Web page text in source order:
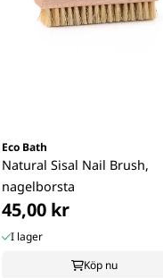
Eco Bath
Natural Sisal Nail Brush,
nagelborsta
45,00 kr
I lager
Köp nu